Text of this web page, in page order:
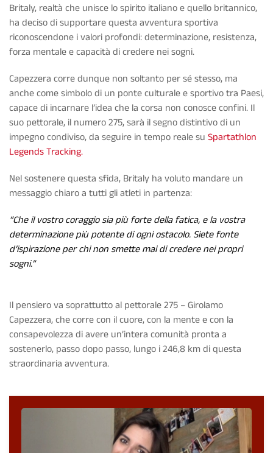
Britaly, realtà che unisce lo spirito italiano e quello britannico,
ha deciso di supportare questa avventura sportiva
riconoscendone i valori profondi: determinazione, resistenza,
forza mentale e capacità di credere nei sogni.
Capezzera corre dunque non soltanto per sé stesso, ma
anche come simbolo di un ponte culturale e sportivo tra Paesi,
capace di incarnare l’idea che la corsa non conosce confini. Il
suo pettorale, il numero 275, sarà il segno distintivo di un
impegno condiviso, da seguire in tempo reale su Spartathlon
Legends Tracking.
Nel sostenere questa sfida, Britaly ha voluto mandare un
messaggio chiaro a tutti gli atleti in partenza:
“Che il vostro coraggio sia più forte della fatica, e la vostra
determinazione più potente di ogni ostacolo. Siete fonte
d’ispirazione per chi non smette mai di credere nei propri
sogni.”
Il pensiero va soprattutto al pettorale 275 – Girolamo
Capezzera, che corre con il cuore, con la mente e con la
consapevolezza di avere un’intera comunità pronta a
sostenerlo, passo dopo passo, lungo i 246,8 km di questa
straordinaria avventura.